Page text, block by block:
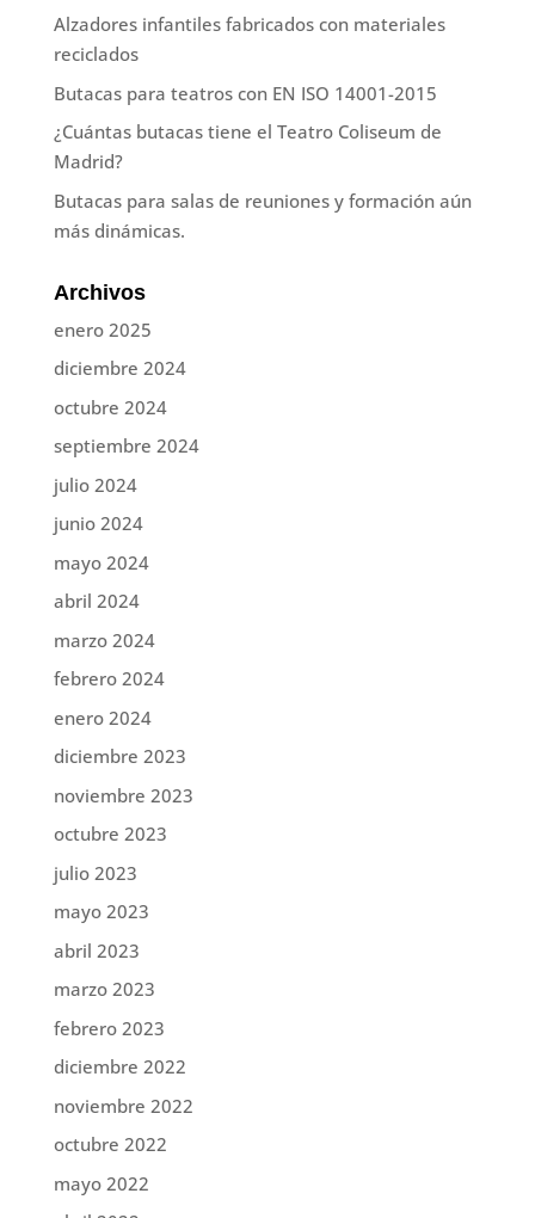
Alzadores infantiles fabricados con materiales
reciclados
Butacas para teatros con EN ISO 14001-2015
¿Cuántas butacas tiene el Teatro Coliseum de
Madrid?
Butacas para salas de reuniones y formación aún
más dinámicas.
Archivos
enero 2025
diciembre 2024
octubre 2024
septiembre 2024
julio 2024
junio 2024
mayo 2024
abril 2024
marzo 2024
febrero 2024
enero 2024
diciembre 2023
noviembre 2023
octubre 2023
julio 2023
mayo 2023
abril 2023
marzo 2023
febrero 2023
diciembre 2022
noviembre 2022
octubre 2022
mayo 2022